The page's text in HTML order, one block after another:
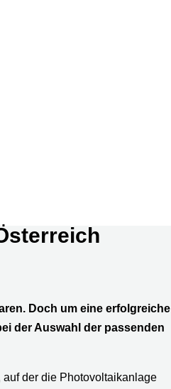
Doch um eine erfolgreiche
der Auswahl der passenden
auf der die Photovoltaikanlage